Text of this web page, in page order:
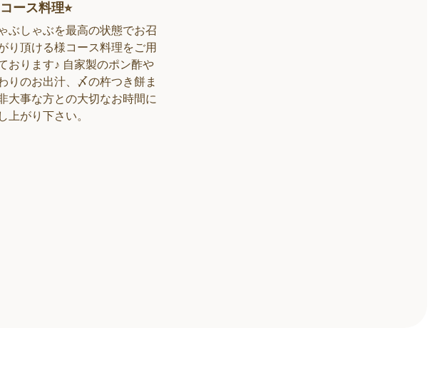
ース料理⭐︎
ぶしゃぶを最高の状態でお召
り頂ける様コース料理をご用
おります♪ 自家製のポン酢や
りのお出汁、〆の杵つき餅ま
大事な方との大切なお時間に
上がり下さい。